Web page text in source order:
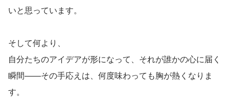
いと思っています。
そして何より、
自分たちのアイデアが形になって、それが誰かの心に届く
瞬間——その手応えは、何度味わっても胸が熱くなりま
す。